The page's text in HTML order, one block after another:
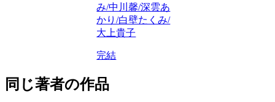
み/中川馨/深雲あ
かり/白壁たくみ/
大上貴子
完結
同じ著者の作品